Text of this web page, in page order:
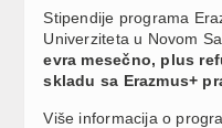
Stipendije programa
Univerziteta u Novom
evra mesečno, plus
skladu sa Erazmus+
Više informacija o